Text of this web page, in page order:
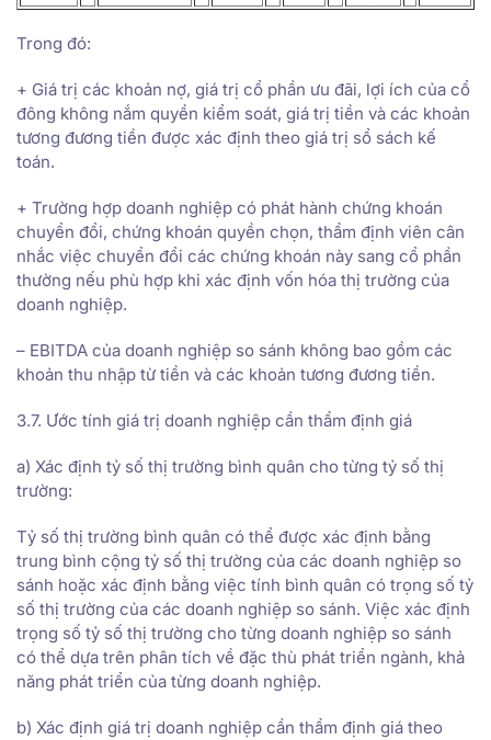
Trong đó:
+ Giá trị các khoản nợ, giá trị cổ phần ưu đãi, lợi ích của cổ
đông không nắm quyền kiểm soát, giá trị tiền và các khoản
tương đương tiền được xác định theo giá trị sổ sách kế
toán.
+ Trường hợp doanh nghiệp có phát hành chứng khoán
chuyển đổi, chứng khoán quyền chọn, thẩm định viên cân
nhắc việc chuyển đổi các chứng khoán này sang cổ phần
thường nếu phù hợp khi xác định vốn hóa thị trường của
doanh nghiệp.
– EBITDA của doanh nghiệp so sánh không bao gồm các
khoản thu nhập từ tiền và các khoản tương đương tiền.
3.7. Ước tính giá trị doanh nghiệp cần thẩm định giá
a) Xác định tỷ số thị trường bình quân cho từng tỷ số thị
trường:
Tỷ số thị trường bình quân có thể được xác định bằng
trung bình cộng tỷ số thị trường của các doanh nghiệp so
sánh hoặc xác định bằng việc tính bình quân có trọng số tỷ
số thị trường của các doanh nghiệp so sánh. Việc xác định
trọng số tỷ số thị trường cho từng doanh nghiệp so sánh
có thể dựa trên phân tích về đặc thù phát triển ngành, khả
năng phát triển của từng doanh nghiệp.
b) Xác định giá trị doanh nghiệp cần thẩm định giá theo